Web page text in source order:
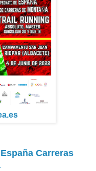
Carreras